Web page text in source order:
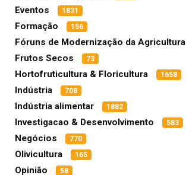
Eventos 1831
Formação 156
Fóruns de Modernização da Agricultura
Frutos Secos 73
Hortofruticultura & Floricultura 1658
Indústria 708
Indústria alimentar 1882
Investigacao & Desenvolvimento 583
Negócios 770
Olivicultura 165
Opinião 58